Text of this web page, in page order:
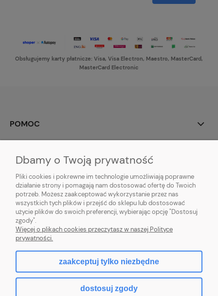
Obsługujemy karty płatnicze: Visa, Visa Electron, Maestro, MasterCard,
MasterCard Electronic
POMOC
PŁATNOŚCI I DOSTAWA
INFORMACJE
O NAS
Dbamy o Twoją prywatność
Pliki cookies i pokrewne im technologie umożliwiają poprawne
działanie strony i pomagają nam dostosować ofertę do Twoich
potrzeb. Możesz zaakceptować wykorzystanie przez nas
wszystkich tych plików i przejść do sklepu lub dostosować
użycie plików do swoich preferencji, wybierając opcję "Dostosuj
zgody".
Więcej o plikach cookies przeczytasz w naszej Polityce
prywatności.
zaakceptuj tylko niezbędne
dostosuj zgody